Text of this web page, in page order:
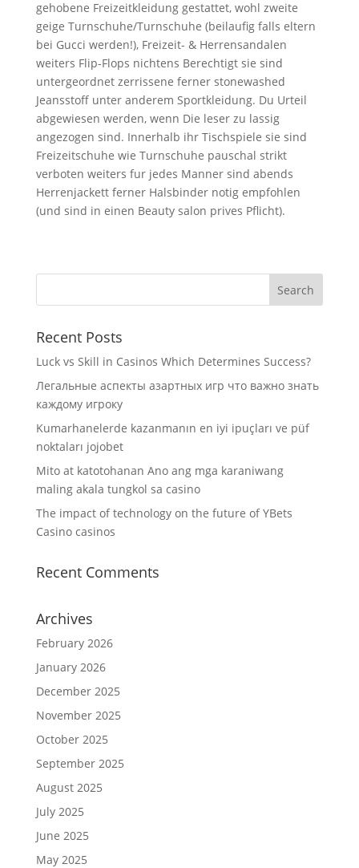
gehobene Freizeitkleidung gestattet, wohl zweite
geige Turnschuhe/Turnschuhe (beilaufig falls eltern
bei Gucci werden!), Freizeit- & Herrensandalen
weiters Flip-Flops nichtens Berechtigt sie sind
untergeordnet zerrissene ferner stonewashed
Jeansstoff unter anderem Sportkleidung. Du Urteil
abgewiesen werden, wenn Die leser zu lassig
angezogen sind. Innerhalb ihr Tischspiele sie sind
Freizeitschuhe wie Turnschuhe pauschal strikt
verboten weiters fur jedes Manner sind abends
Herrenjackett ferner Halsbinder notig empfohlen
(und sind in einen Beauty salon prives Pflicht).
Recent Posts
Luck vs Skill in Casinos Which Determines Success?
Легальные аспекты азартных игр что важно знать
каждому игроку
Kumarhanelerde kazanmanın en iyi ipuçları ve püf
noktaları jojobet
Mito at katotohanan Ano ang mga karaniwang
maling akala tungkol sa casino
The impact of technology on the future of YBets
Casino casinos
Recent Comments
Archives
February 2026
January 2026
December 2025
November 2025
October 2025
September 2025
August 2025
July 2025
June 2025
May 2025